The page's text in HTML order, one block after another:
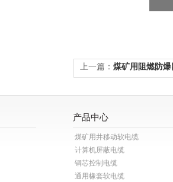
上一篇： 煤矿用阻燃防
产品中心
煤矿用井移动软电缆
计算机屏蔽电缆
铜芯控制电缆
通用橡套软电缆